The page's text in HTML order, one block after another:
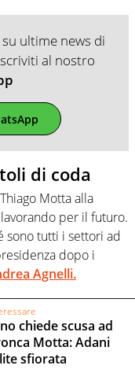
ultime news di
al nostro
di coda
Motta alla
per il futuro.
sono tutti i settori ad
dopo i
Agnelli.
chiede scusa ad
Motta: Adani
sfiorata